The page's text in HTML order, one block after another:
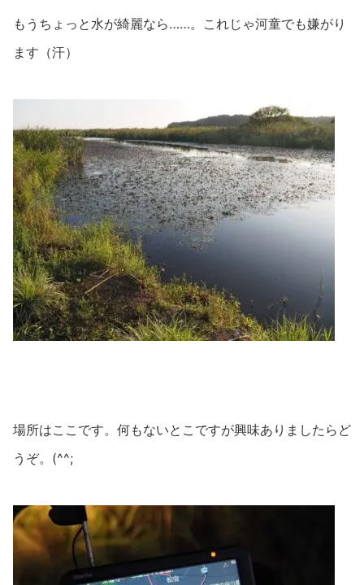
もうちょっと水が綺麗なら……。これじゃ河童でも嫌がり
ます（汗）
場所はここです。何もないとこですが興味ありましたらど
うぞ。(^^;